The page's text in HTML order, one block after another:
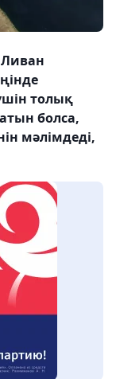
толық
болса,
мәлімдеді,